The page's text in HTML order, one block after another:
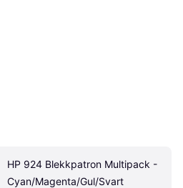
HP 924 Blekkpatron Multipack -
Cyan/Magenta/Gul/Svart